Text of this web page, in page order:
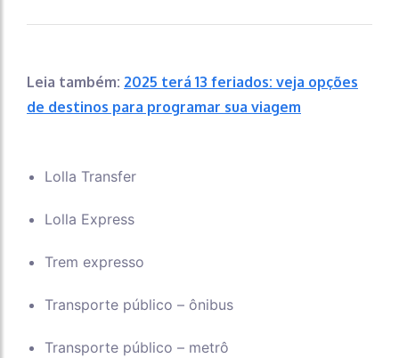
Leia também: 2025 terá 13 feriados: veja opções
de destinos para programar sua viagem
Lolla Transfer
Lolla Express
Trem expresso
Transporte público – ônibus
Transporte público – metrô